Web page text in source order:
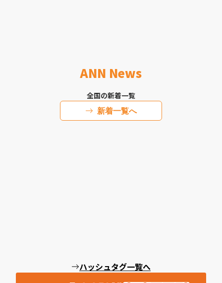
ANN News
全国の新着一覧
新着一覧へ
ハッシュタグ一覧へ